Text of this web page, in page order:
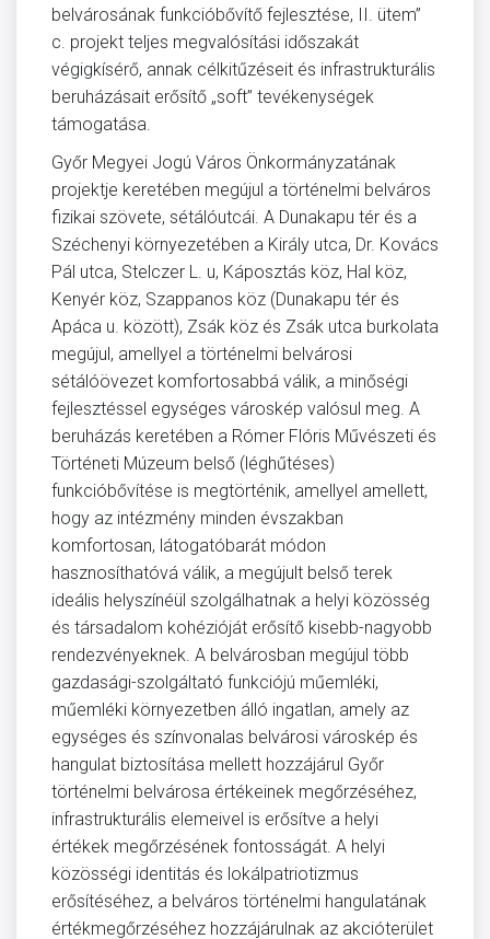
belvárosának funkcióbővítő fejlesztése, II. ütem”
c. projekt teljes megvalósítási időszakát
végigkísérő, annak célkitűzéseit és infrastrukturális
beruházásait erősítő „soft” tevékenységek
támogatása.
Győr Megyei Jogú Város Önkormányzatának
projektje keretében megújul a történelmi belváros
fizikai szövete, sétálóutcái. A Dunakapu tér és a
Széchenyi környezetében a Király utca, Dr. Kovács
Pál utca, Stelczer L. u, Káposztás köz, Hal köz,
Kenyér köz, Szappanos köz (Dunakapu tér és
Apáca u. között), Zsák köz és Zsák utca burkolata
megújul, amellyel a történelmi belvárosi
sétálóövezet komfortosabbá válik, a minőségi
fejlesztéssel egységes városkép valósul meg. A
beruházás keretében a Rómer Flóris Művészeti és
Történeti Múzeum belső (léghűtéses)
funkcióbővítése is megtörténik, amellyel amellett,
hogy az intézmény minden évszakban
komfortosan, látogatóbarát módon
hasznosíthatóvá válik, a megújult belső terek
ideális helyszínéül szolgálhatnak a helyi közösség
és társadalom kohézióját erősítő kisebb-nagyobb
rendezvényeknek. A belvárosban megújul több
gazdasági-szolgáltató funkciójú műemléki,
műemléki környezetben álló ingatlan, amely az
egységes és színvonalas belvárosi városkép és
hangulat biztosítása mellett hozzájárul Győr
történelmi belvárosa értékeinek megőrzéséhez,
infrastrukturális elemeivel is erősítve a helyi
értékek megőrzésének fontosságát. A helyi
közösségi identitás és lokálpatriotizmus
erősítéséhez, a belváros történelmi hangulatának
értékmegőrzéséhez hozzájárulnak az akcióterület